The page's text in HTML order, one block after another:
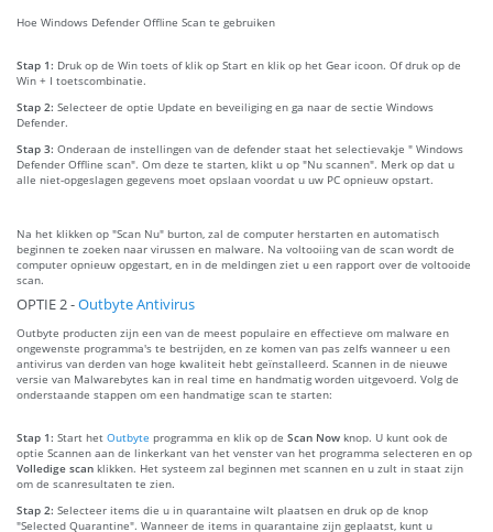
Hoe Windows Defender Offline Scan te gebruiken
Stap 1: Druk op de Win toets of klik op Start en klik op het Gear icoon. Of druk op de
Win + I toetscombinatie.
Stap 2: Selecteer de optie Update en beveiliging en ga naar de sectie Windows
Defender.
Stap 3: Onderaan de instellingen van de defender staat het selectievakje " Windows
Defender Offline scan". Om deze te starten, klikt u op "Nu scannen". Merk op dat u
alle niet-opgeslagen gegevens moet opslaan voordat u uw PC opnieuw opstart.
Na het klikken op "Scan Nu" burton, zal de computer herstarten en automatisch
beginnen te zoeken naar virussen en malware. Na voltooiing van de scan wordt de
computer opnieuw opgestart, en in de meldingen ziet u een rapport over de voltooide
scan.
OPTIE 2 -Outbyte Antivirus
Outbyte producten zijn een van de meest populaire en effectieve om malware en
ongewenste programma's te bestrijden, en ze komen van pas zelfs wanneer u een
antivirus van derden van hoge kwaliteit hebt geïnstalleerd. Scannen in de nieuwe
versie van Malwarebytes kan in real time en handmatig worden uitgevoerd. Volg de
onderstaande stappen om een handmatige scan te starten:
Stap 1: Start het Outbyte programma en klik op de Scan Now knop. U kunt ook de
optie Scannen aan de linkerkant van het venster van het programma selecteren en op
Volledige scan klikken. Het systeem zal beginnen met scannen en u zult in staat zijn
om de scanresultaten te zien.
Stap 2: Selecteer items die u in quarantaine wilt plaatsen en druk op de knop
"Selected Quarantine". Wanneer de items in quarantaine zijn geplaatst, kunt u